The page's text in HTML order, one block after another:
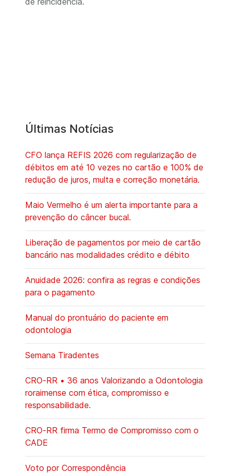
Últimas Notícias
CFO lança REFIS 2026 com regularização de
débitos em até 10 vezes no cartão e 100% de
redução de juros, multa e correção monetária.
Maio Vermelho é um alerta importante para a
prevenção do câncer bucal.
Liberação de pagamentos por meio de cartão
bancário nas modalidades crédito e débito
Anuidade 2026: confira as regras e condições
para o pagamento
Manual do prontuário do paciente em
odontologia
Semana Tiradentes
CRO-RR • 36 anos Valorizando a Odontologia
roraimense com ética, compromisso e
responsabilidade.
CRO-RR firma Termo de Compromisso com o
CADE
Voto por Correspondência